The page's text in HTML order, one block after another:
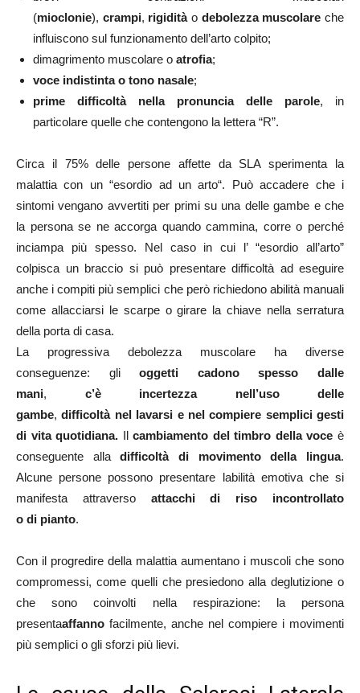
(mioclonie), crampi, rigiditào debolezza muscolare che
influiscono sul funzionamento dell’arto colpito;
dimagrimento muscolare o atrofia;
voce indistinta o tono nasale;
prime difficoltà nella pronuncia delle parole, in
particolare quelle che contengono la lettera “R”.
Circa il 75% delle persone affette da SLA sperimenta la
malattia con un “esordio ad un arto“. Può accadere che i
sintomi vengano avvertiti per primi su una delle gambe e che
la persona se ne accorga quando cammina, corre o perché
inciampa più spesso. Nel caso in cui l’ “esordio all’arto”
colpisca un braccio si può presentare difficoltà ad eseguire
anche i compiti più semplici che però richiedono abilità manuali
come allacciarsi le scarpe o girare la chiave nella serratura
della porta di casa.
La progressiva debolezza muscolare ha diverse
conseguenze: glioggetti cadono spesso dalle
mani, c’è
incertezza nell’uso delle
gambe,difficoltà nel lavarsi e nel compiere semplici gesti
di vita quotidiana.
Ilcambiamento del timbro della voce è
conseguente alladifficoltà di movimento della lingua.
Alcune persone possono presentare labilità emotiva che si
manifesta attraverso attacchi di riso incontrollato
o di pianto.
Con il progredire della malattia aumentano i muscoli che sono
compromessi, come quelli che presiedono alla deglutizione o
che sono coinvolti nella respirazione: la persona
presentaaffanno facilmente, anche nel compiere i movimenti
più semplici o gli sforzi più lievi.